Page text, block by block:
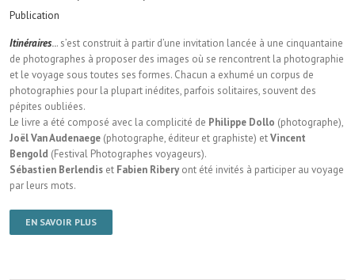
Publication
Itinéraires... s’est construit à partir d’une invitation lancée à une cinquantaine
de photographes à proposer des images où se rencontrent la photographie
et le voyage sous toutes ses formes. Chacun a exhumé un corpus de
photographies pour la plupart inédites, parfois solitaires, souvent des
pépites oubliées.
Le livre a été composé avec la complicité de Philippe Dollo (photographe),
Joël Van Audenaege (photographe, éditeur et graphiste) etVincent
Bengold (Festival Photographes voyageurs).
Sébastien Berlendis et Fabien Ribery ont été invités à participer au voyage
par leurs mots.
EN SAVOIR PLUS